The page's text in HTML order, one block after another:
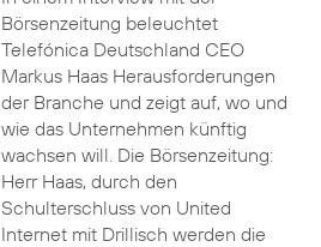
Börsenzeitung beleuchtet
Telefónica Deutschland CEO
Markus Haas Herausforderungen
der Branche und zeigt auf, wo und
wie das Unternehmen künftig
wachsen will. Die Börsenzeitung:
Herr Haas, durch den
Schulterschluss von United
Internet mit Drillisch werden die